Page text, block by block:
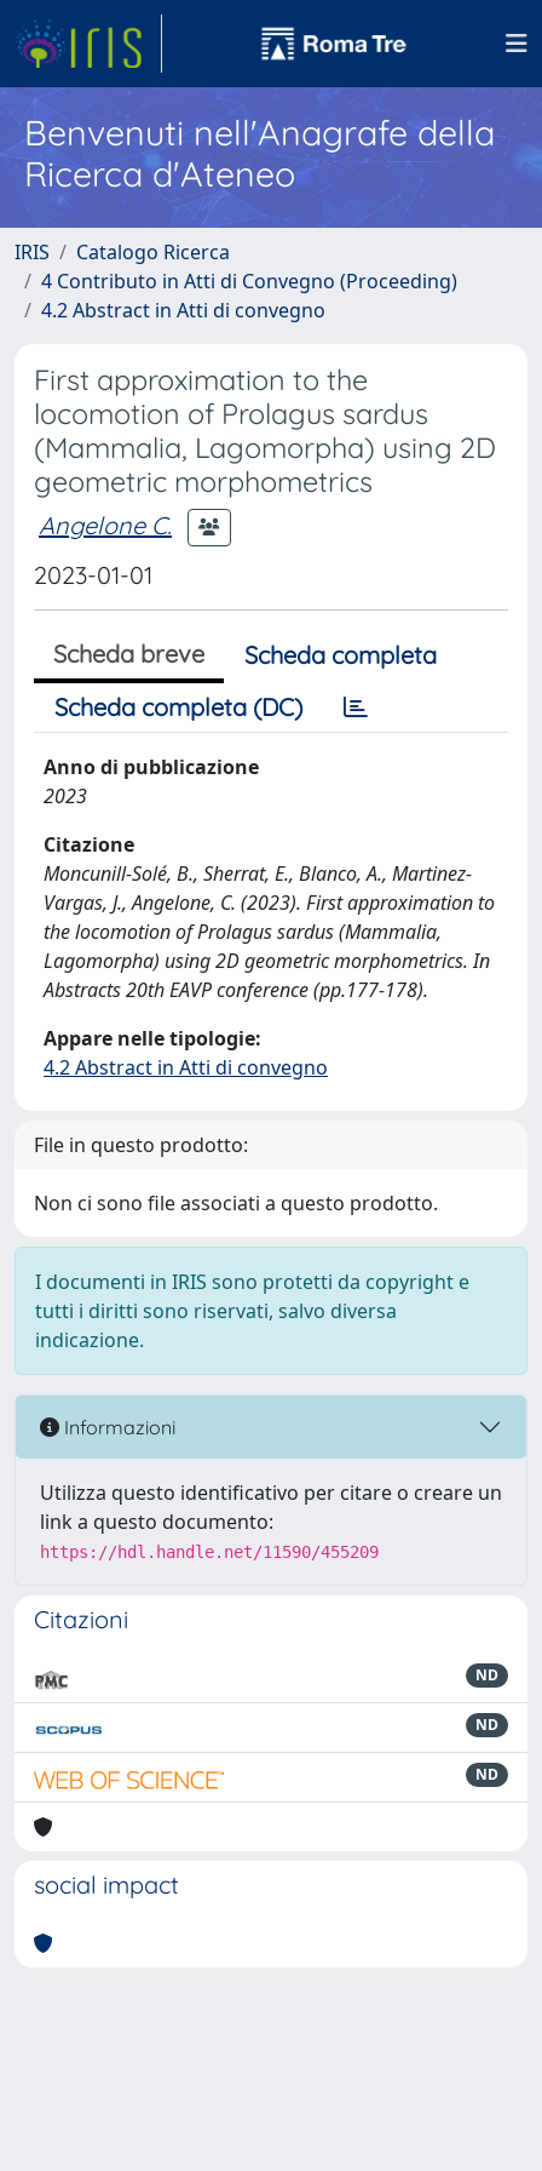
Benvenuti nell'Anagrafe della
Ricerca d'Ateneo
IRIS
Catalogo Ricerca
4 Contributo in Atti di Convegno (Proceeding)
4.2 Abstract in Atti di convegno
First approximation to the
locomotion of Prolagus sardus
(Mammalia, Lagomorpha) using 2D
geometric morphometrics
Angelone C.
2023-01-01
Scheda breve
Scheda completa
Scheda completa (DC)
Anno di pubblicazione
2023
Citazione
Moncunill-Solé, B., Sherrat, E., Blanco, A., Martinez-
Vargas, J., Angelone, C. (2023). First approximation to
the locomotion of Prolagus sardus (Mammalia,
Lagomorpha) using 2D geometric morphometrics. In
Abstracts 20th EAVP conference (pp.177-178).
Appare nelle tipologie:
4.2 Abstract in Atti di convegno
File in questo prodotto:
Non ci sono file associati a questo prodotto.
I documenti in IRIS sono protetti da copyright e
tutti i diritti sono riservati, salvo diversa
indicazione.
Informazioni
Utilizza questo identificativo per citare o creare un
link a questo documento:
https://hdl.handle.net/11590/455209
Citazioni
ND
ND
ND
social impact